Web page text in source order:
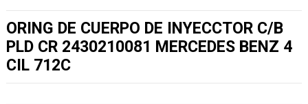
ORING DE CUERPO DE INYECCTOR C/B
PLD CR 2430210081 MERCEDES BENZ 4
CIL 712C